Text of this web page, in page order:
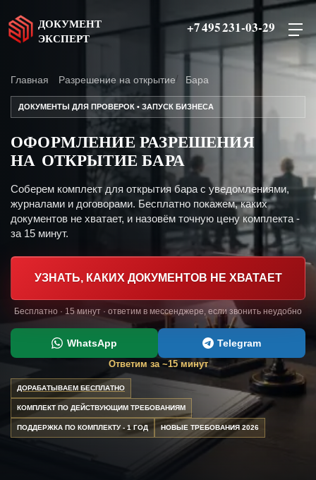
ДОКУМЕНТ
ЭКСПЕРТ
+7 495 231-03-29
Главная Разрешение на открытие Бара
ДОКУМЕНТЫ ДЛЯ ПРОВЕРОК • ЗАПУСК БИЗНЕСА
ОФОРМЛЕНИЕ РАЗРЕШЕНИЯ
НА ОТКРЫТИЕ БАРА
Соберем комплект для открытия бара с уведомлениями,
журналами и договорами. Бесплатно покажем, каких
документов не хватает, и назовём точную цену комплекта -
за 15 минут.
УЗНАТЬ, КАКИХ ДОКУМЕНТОВ НЕ ХВАТАЕТ
Бесплатно · 15 минут · ответим в мессенджере, если звонить неудобно
WhatsApp Telegram
Ответим за ~15 минут
ДОРАБАТЫВАЕМ БЕСПЛАТНО
КОМПЛЕКТ ПО ДЕЙСТВУЮЩИМ ТРЕБОВАНИЯМ
ПОДДЕРЖКА ПО КОМПЛЕКТУ - 1 ГОД НОВЫЕ ТРЕБОВАНИЯ 2026